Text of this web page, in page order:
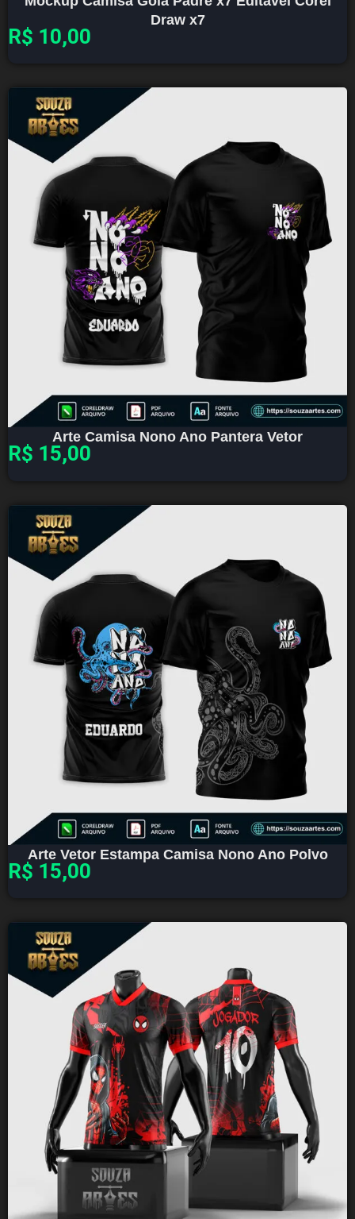
Draw x7
R$ 10,00
Arte Camisa Nono Ano Pantera Vetor
R$ 15,00
Arte Vetor Estampa Camisa Nono Ano Polvo
R$ 15,00